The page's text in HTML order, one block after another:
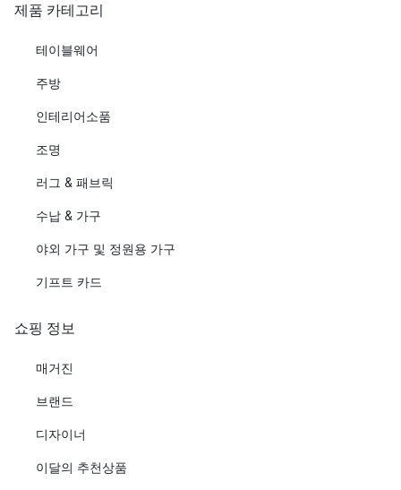
제품 카테고리
테이블웨어
주방
인테리어소품
조명
러그 & 패브릭
수납 & 가구
야외 가구 및 정원용 가구
기프트 카드
쇼핑 정보
매거진
브랜드
디자이너
이달의 추천상품